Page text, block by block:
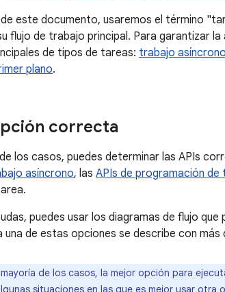
este documento, usaremos el término
flujo de trabajo principal. Para garantizar
de tipos de tareas: trabajo asíncrono
plano.
correcta
los casos, puedes determinar las APIs
asíncrono, las APIs de programación de
puedes usar los diagramas de flujo
una de estas opciones se describe con
de los casos, la mejor opción para
situaciones en las que es mejor usar